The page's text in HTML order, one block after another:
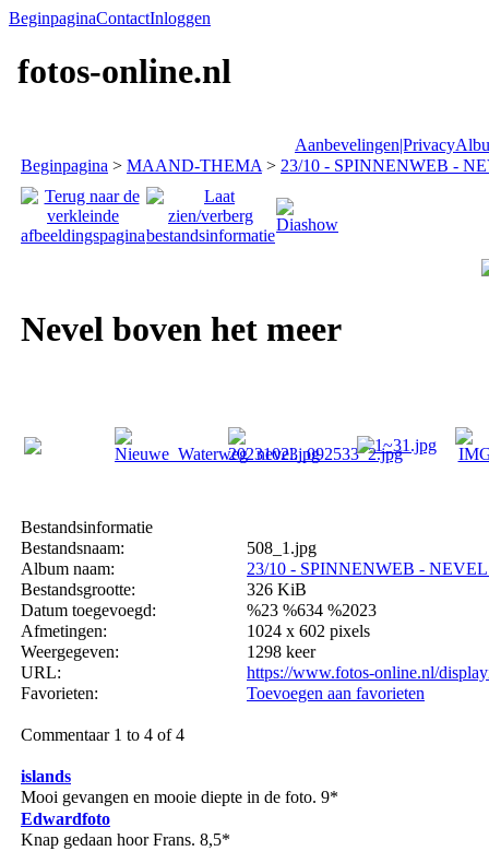
BeginpaginaContactInloggen
fotos-online.nl
Aanbevelingen|Privacy
Beginpagina > MAAND-THEMA > 23/10 - SPINNENWEB -
Nevel boven het meer
Bestandsinformatie
Bestandsnaam:
508_1.jpg
Album naam:
23/10 - SPINNENWEB -
Bestandsgrootte:
326 KiB
Datum toegevoegd:
%23 %634 %2023
Afmetingen:
1024 x 602 pixels
Weergegeven:
1298 keer
URL:
https://www.fotos-online.nl/
Favorieten:
Toevoegen aan favorieten
Commentaar 1 to 4 of 4
islands
Mooi gevangen en mooie diepte in de foto. 9*
Edwardfoto
Knap gedaan hoor Frans. 8,5*